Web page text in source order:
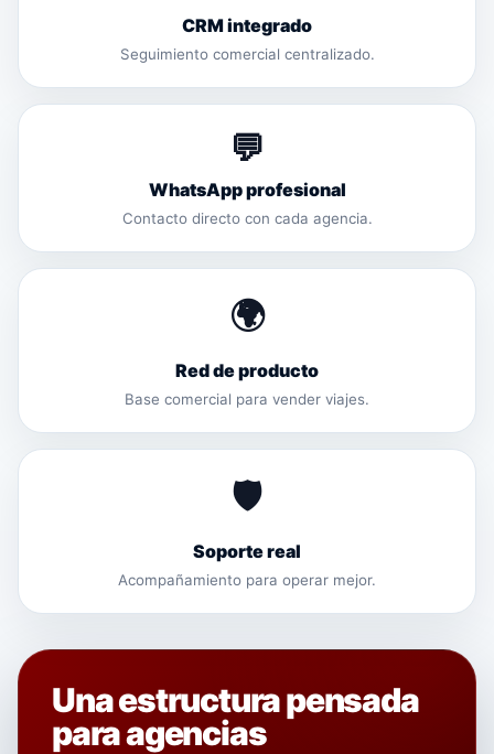
CRM integrado
Seguimiento comercial centralizado.
💬
WhatsApp profesional
Contacto directo con cada agencia.
🌍
Red de producto
Base comercial para vender viajes.
🛡️
Soporte real
Acompañamiento para operar mejor.
Una estructura pensada
para agencias